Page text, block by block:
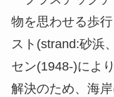
物を思わせる歩
スト(strand:砂浜
セン(1948-)によ
解決のため、海